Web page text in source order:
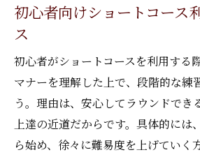
初心者向けショートコース
ス
初心者がショートコースを利用する
マナーを理解した上で、段階的な練
う。理由は、安心してラウンドでき
上達の近道だからです。具体的には
ら始め、徐々に難易度を上げていく